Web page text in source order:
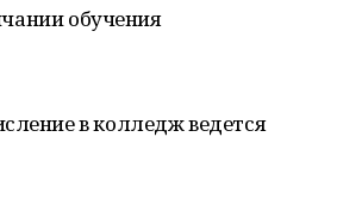
обучения
в колледж ведется